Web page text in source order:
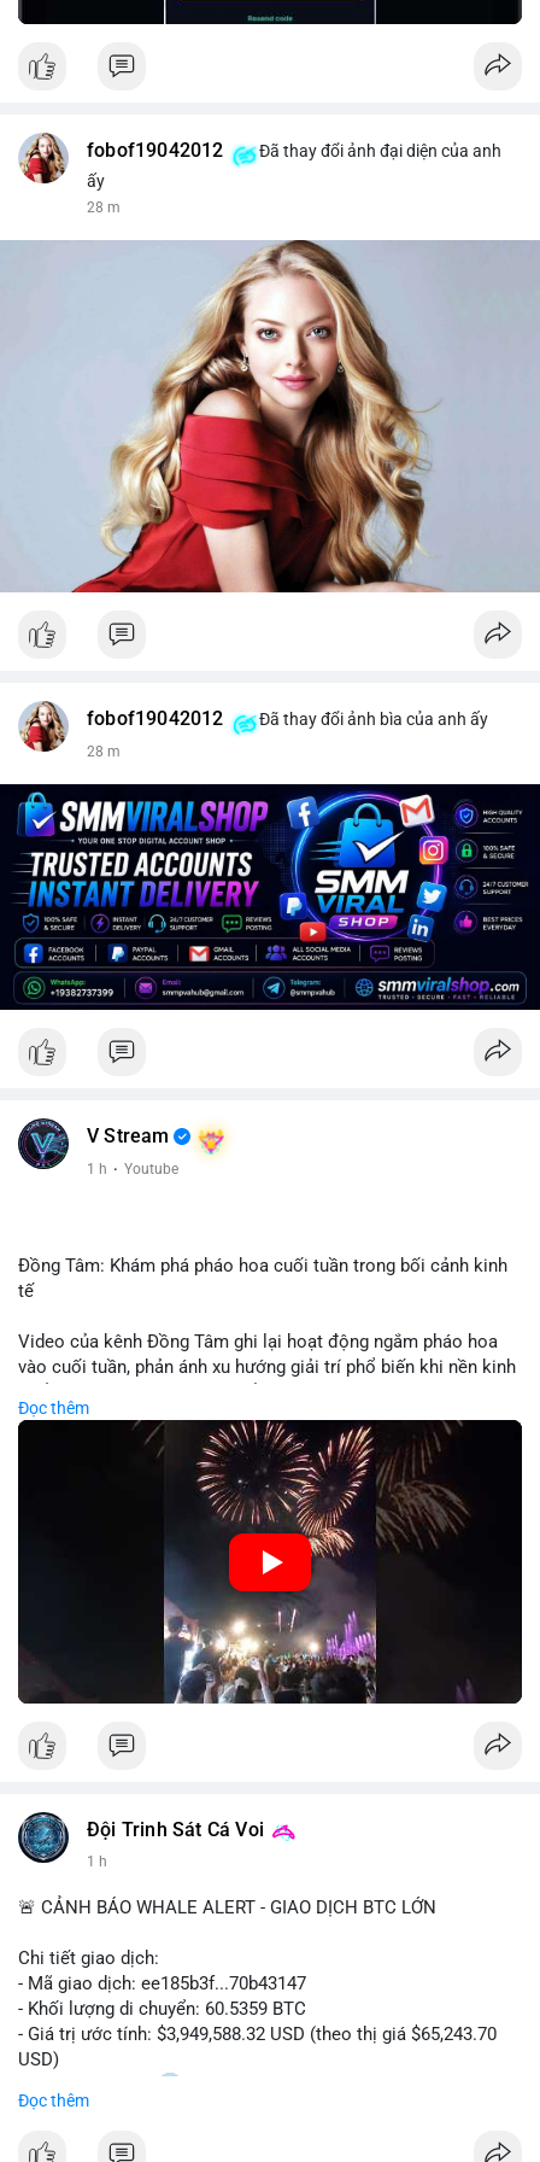
fobof19042012
Đã thay đổi ảnh đại diện của anh
ấy
28 m
fobof19042012 Đã thay đổi ảnh bìa của anh ấy
28 m
V Stream
1 h · Youtube
Đồng Tâm: Khám phá pháo hoa cuối tuần trong bối cảnh kinh
tế
Video của kênh Đồng Tâm ghi lại hoạt động ngắm pháo hoa
vào cuối tuần, phản ánh xu hướng giải trí phổ biến khi nền kinh
trải nghiệm hơn là đầu tư vào tài sản vật chất. Trong bối cảnh
lãi suất ổn định và thị trường crypto ổn định, hoạt động giải trí
như vậy thường tăng trưởng khi người dân có khả năng chi
tiêu. Tuy nhiên, sự ưu tiên giải trí có thể ảnh hưởng đến tỷ lệ
tiết kiệm hoặc đầu tư vào crypto nếu người tiêu dùng chuyển
🎥 Xem video trực tiếp tại:
Nguồn: Đồng Tâm
Đọc thêm
Đội Trinh Sát Cá Voi
1 h
🚨 CẢNH BÁO WHALE ALERT - GIAO DỊCH BTC LỚN
Chi tiết giao dịch:
- Mã giao dịch: ee185b3f...70b43147
- Khối lượng di chuyển: 60.5359 BTC
- Giá trị ước tính: $3,949,588.32 USD (theo thị giá $65,243.70
USD)
- Thời gian: 15:20
Nhận định phân tích:
Đọc thêm